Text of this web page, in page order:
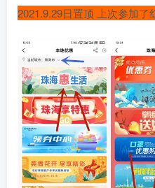
2021.9.29日置顶 上次参加